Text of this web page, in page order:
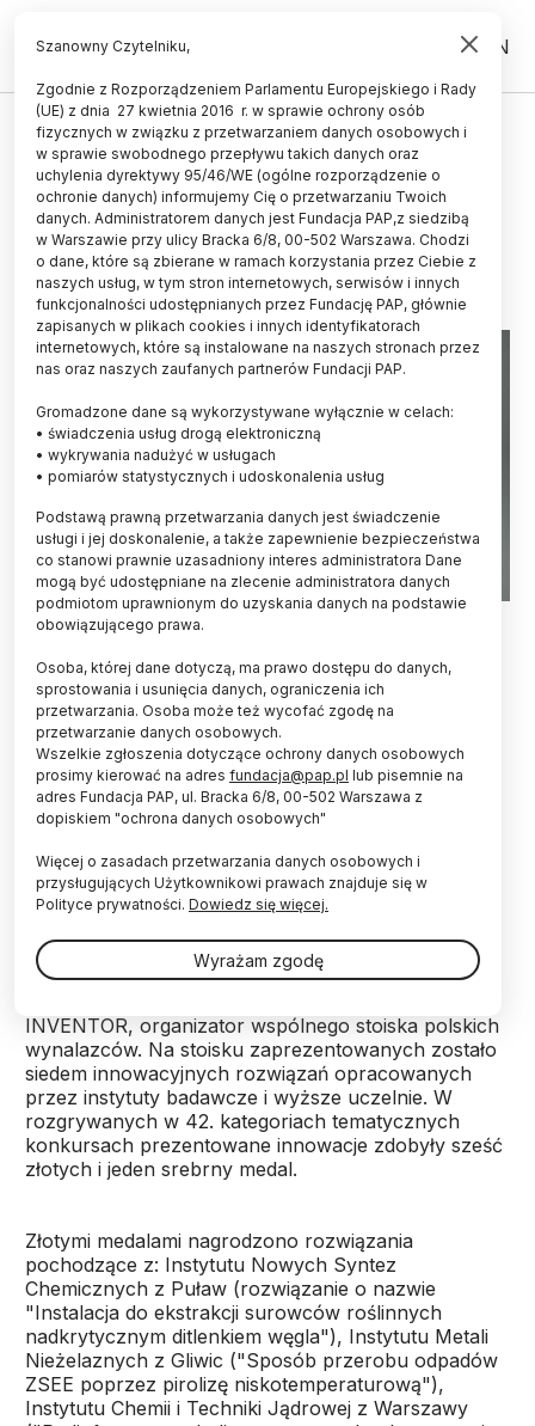
PL EN
TECHNOLOGIA
Siedem medali dla Polaków na
targach wynalazków w Moskwie
01.04.2019
aktualizacja: 01.04.2019
2 minuty czytania
Fot. Fotolia
Łącznie sześć złotych medali i jeden srebrny
zdobyli polscy inżynierowie i naukowcy podczas
XXII Moskiewskiego Międzynarodowego Salonu
Wynalazków i Innowacyjnych Technologii
ARCHIMEDES 2019.
XXII Moskiewski Międzynarodowy Salon
Wynalazków i Innowacyjnych Technologii
"ARCHIMEDES 2019" odbył się w dniach 26-29
marca.
O sukcesie Polaków poinformowała w przesłanej
INVENTOR, organizator wspólnego stoiska polskich
wynalazców. Na stoisku zaprezentowanych zostało
siedem innowacyjnych rozwiązań opracowanych
przez instytuty badawcze i wyższe uczelnie. W
rozgrywanych w 42. kategoriach tematycznych
konkursach prezentowane innowacje zdobyły sześć
złotych i jeden srebrny medal.
Złotymi medalami nagrodzono rozwiązania
pochodzące z: Instytutu Nowych Syntez
Chemicznych z Puław (rozwiązanie o nazwie
"Instalacja do ekstrakcji surowców roślinnych
nadkrytycznym ditlenkiem węgla"), Instytutu Metali
Nieżelaznych z Gliwic ("Sposób przerobu odpadów
ZSEE poprzez pirolizę niskotemperaturową"),
Instytutu Chemii i Techniki Jądrowej z Warszawy
Szanowny Czytelniku,
Zgodnie z Rozporządzeniem Parlamentu Europejskiego i Rady
(UE) z dnia 27 kwietnia 2016 r. w sprawie ochrony osób
fizycznych w związku z przetwarzaniem danych osobowych i
w sprawie swobodnego przepływu takich danych oraz
uchylenia dyrektywy 95/46/WE (ogólne rozporządzenie o
ochronie danych) informujemy Cię o przetwarzaniu Twoich
danych. Administratorem danych jest Fundacja PAP,z siedzibą
w Warszawie przy ulicy Bracka 6/8, 00-502 Warszawa. Chodzi
o dane, które są zbierane w ramach korzystania przez Ciebie z
naszych usług, w tym stron internetowych, serwisów i innych
funkcjonalności udostępnianych przez Fundację PAP, głównie
zapisanych w plikach cookies i innych identyfikatorach
internetowych, które są instalowane na naszych stronach przez
nas oraz naszych zaufanych partnerów Fundacji PAP.
Gromadzone dane są wykorzystywane wyłącznie w celach:
• świadczenia usług drogą elektroniczną
• wykrywania nadużyć w usługach
• pomiarów statystycznych i udoskonalenia usług
Podstawą prawną przetwarzania danych jest świadczenie
usługi i jej doskonalenie, a także zapewnienie bezpieczeństwa
co stanowi prawnie uzasadniony interes administratora Dane
mogą być udostępniane na zlecenie administratora danych
podmiotom uprawnionym do uzyskania danych na podstawie
obowiązującego prawa.
Osoba, której dane dotyczą, ma prawo dostępu do danych,
sprostowania i usunięcia danych, ograniczenia ich
przetwarzania. Osoba może też wycofać zgodę na
przetwarzanie danych osobowych.
Wszelkie zgłoszenia dotyczące ochrony danych osobowych
prosimy kierować na adres fundacja@pap.pl lub pisemnie na
adres Fundacja PAP, ul. Bracka 6/8, 00-502 Warszawa z
dopiskiem "ochrona danych osobowych"
Więcej o zasadach przetwarzania danych osobowych i
przysługujących Użytkownikowi prawach znajduje się w
Polityce prywatności. Dowiedz się więcej.
Wyrażam zgodę